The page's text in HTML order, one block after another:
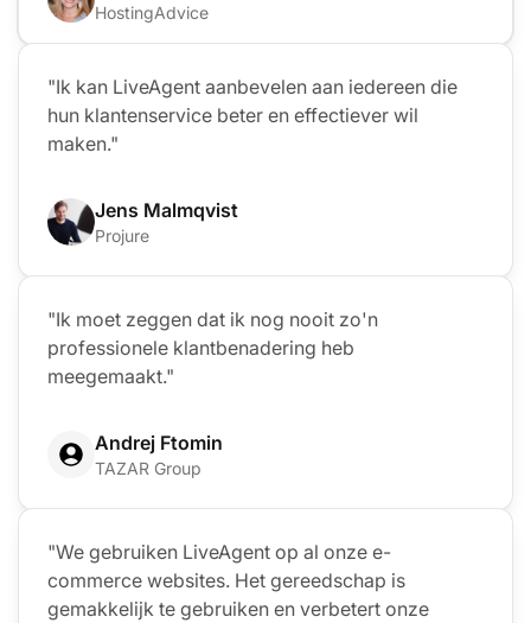
HostingAdvice
"Ik kan LiveAgent aanbevelen aan iedereen die
hun klantenservice beter en effectiever wil
maken."
Jens Malmqvist
Projure
"Ik moet zeggen dat ik nog nooit zo'n
professionele klantbenadering heb
meegemaakt."
Andrej Ftomin
TAZAR Group
"We gebruiken LiveAgent op al onze e-
commerce websites. Het gereedschap is
gemakkelijk te gebruiken en verbetert onze